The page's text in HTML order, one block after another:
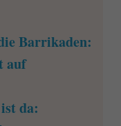
Barrikaden:
auf
da: